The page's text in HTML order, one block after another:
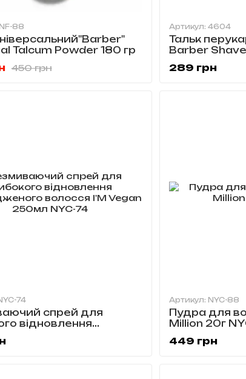
88
Talcum Powder 180 гр
450 грн
Артикул: 4604
Тальк
Barber
289 грн
74
спрей для
відновлення
NYC-74
Артикул: NYC-88
Пудра для
Million 20г
449 грн